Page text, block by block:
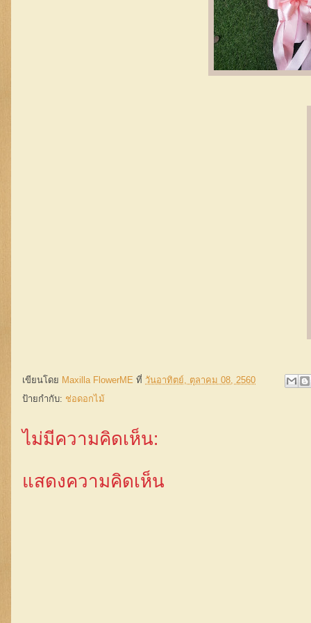
เขียนโดย Maxilla FlowerME ที่ วันอาทิตย์, ตุลาคม 08, 2560
ป้ายกำกับ: ช่อดอกไม้
ไม่มีความคิดเห็น:
แสดงความคิดเห็น